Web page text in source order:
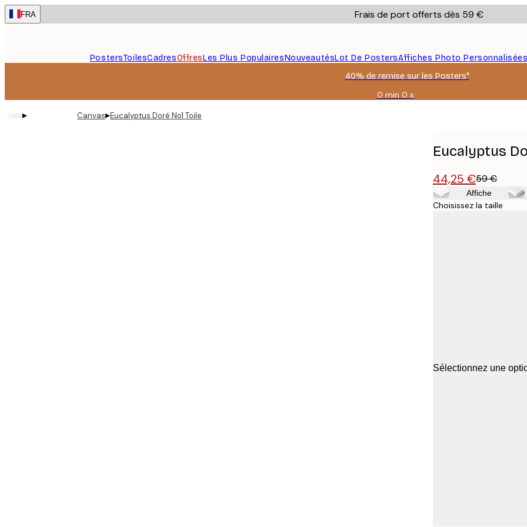
Skip
to
FRA Frais de port offerts dès 59 €
PostersToilesCadresOffresLes Plus PopulairesNouveautésLot De PostersAffiches Photo
40% de remise sur les Posters*
0 min 0 s
Valable
▸ Canvas▸Eucalyptus Doré No1 Toile
Eucalyptus
44,25 €59 €
Affiche
Choisissez la taille
Sélectionnez une